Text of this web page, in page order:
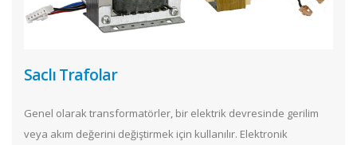
Saclı Trafolar
Genel olarak transformatörler, bir elektrik devresinde gerilim
veya akım değerini değiştirmek için kullanılır. Elektronik